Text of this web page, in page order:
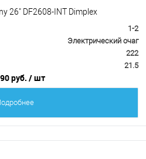
26" DF2608-INT Dimplex
1-2
Электрический очаг
222
21.5
руб. / шт